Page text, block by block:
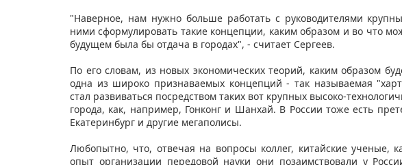
"Наверное, нам нужно больше работать с руководителями
ними сформулировать такие концепции, каким образом и во что
будущем была бы отдача в городах", - считает Сергеев.
По его словам, из новых экономических теорий, каким образом
одна из широко признаваемых концепций - так называемая
стал развиваться посредством таких вот крупных высоко-
города, как, например, Гонконг и Шанхай. В России тоже есть
Екатеринбург и другие мегаполисы.
Любопытно, что, отвечая на вопросы коллег, китайские ученые,
опыт организации передовой науки они позаимствовали у